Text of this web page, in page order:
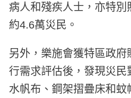
病人和殘疾人士，亦特
約4.6萬災民。
另外，樂施會獲特區政
行需求評估後，發現災
水帆布、鋼架摺疊床和